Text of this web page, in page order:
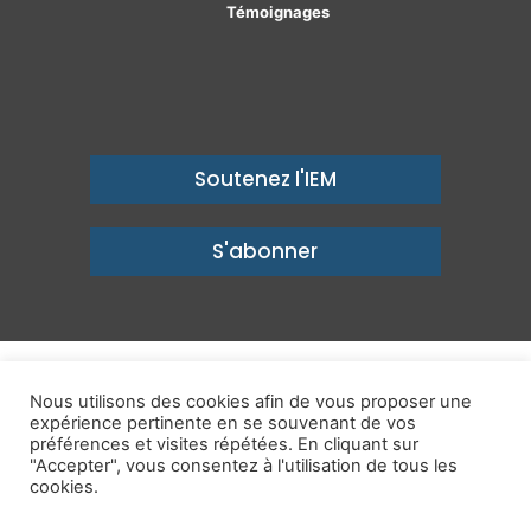
Témoignages
Soutenez l'IEM
S'abonner
un avenir prospère
Mentions légales-Politique de confidentialité-Contact
Publications
Nous utilisons des cookies afin de vous proposer une
expérience pertinente en se souvenant de vos
préférences et visites répétées. En cliquant sur
"Accepter", vous consentez à l'utilisation de tous les
cookies.